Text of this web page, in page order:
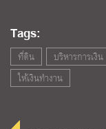
Tags:
ที่ดิน บริหารการเงิน
ให้เงินทำงาน